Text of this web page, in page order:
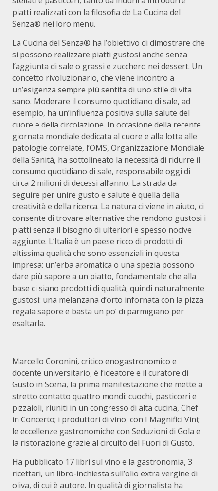
piatti realizzati con la filosofia de La Cucina del
Senza® nei loro menu.
La Cucina del Senza® ha l’obiettivo di dimostrare che
si possono realizzare piatti gustosi anche senza
l’aggiunta di sale o grassi e zucchero nei dessert. Un
concetto rivoluzionario, che viene incontro a
un’esigenza sempre più sentita di uno stile di vita
sano. Moderare il consumo quotidiano di sale, ad
esempio, ha un’influenza positiva sulla salute del
cuore e della circolazione. In occasione della recente
giornata mondiale dedicata al cuore e alla lotta alle
patologie correlate, l’OMS, Organizzazione Mondiale
della Sanità, ha sottolineato la necessità di ridurre il
consumo quotidiano di sale, responsabile oggi di
circa 2 milioni di decessi all’anno. La strada da
seguire per unire gusto e salute è quella della
creatività e della ricerca. La natura ci viene in aiuto, ci
consente di trovare alternative che rendono gustosi i
piatti senza il bisogno di ulteriori e spesso nocive
aggiunte. L’Italia è un paese ricco di prodotti di
altissima qualità che sono essenziali in questa
impresa: un’erba aromatica o una spezia possono
dare più sapore a un piatto, fondamentale che alla
base ci siano prodotti di qualità, quindi naturalmente
gustosi: una melanzana d’orto infornata con la pizza
regala sapore e basta un po’ di parmigiano per
esaltarla.
Marcello Coronini, critico enogastronomico e
docente universitario, è l’ideatore e il curatore di
Gusto in Scena, la prima manifestazione che mette a
stretto contatto quattro mondi: cuochi, pasticceri e
pizzaioli, riuniti in un congresso di alta cucina, Chef
in Concerto; i produttori di vino, con I Magnifici Vini;
le eccellenze gastronomiche con Seduzioni di Gola e
la ristorazione grazie al circuito del Fuori di Gusto.
Ha pubblicato 17 libri sul vino e la gastronomia, 3
ricettari, un libro-inchiesta sull’olio extra vergine di
oliva, di cui è autore. In qualità di giornalista ha